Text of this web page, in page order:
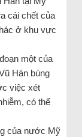
cái chết của
ở khu vực
một của
Hán bùng
việc xét
có thể
của nước Mỹ